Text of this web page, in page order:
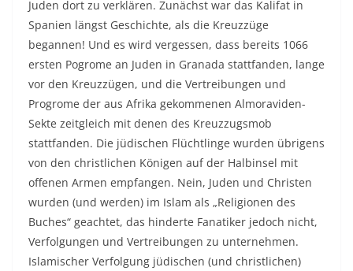
Juden dort zu verklären. Zunächst war das Kalifat in
Spanien längst Geschichte, als die Kreuzzüge
begannen! Und es wird vergessen, dass bereits 1066
ersten Pogrome an Juden in Granada stattfanden, lange
vor den Kreuzzügen, und die Vertreibungen und
Progrome der aus Afrika gekommenen Almoraviden-
Sekte zeitgleich mit denen des Kreuzzugsmob
stattfanden. Die jüdischen Flüchtlinge wurden übrigens
von den christlichen Königen auf der Halbinsel mit
offenen Armen empfangen. Nein, Juden und Christen
wurden (und werden) im Islam als „Religionen des
Buches“ geachtet, das hinderte Fanatiker jedoch nicht,
Verfolgungen und Vertreibungen zu unternehmen.
Islamischer Verfolgung jüdischen (und christlichen)